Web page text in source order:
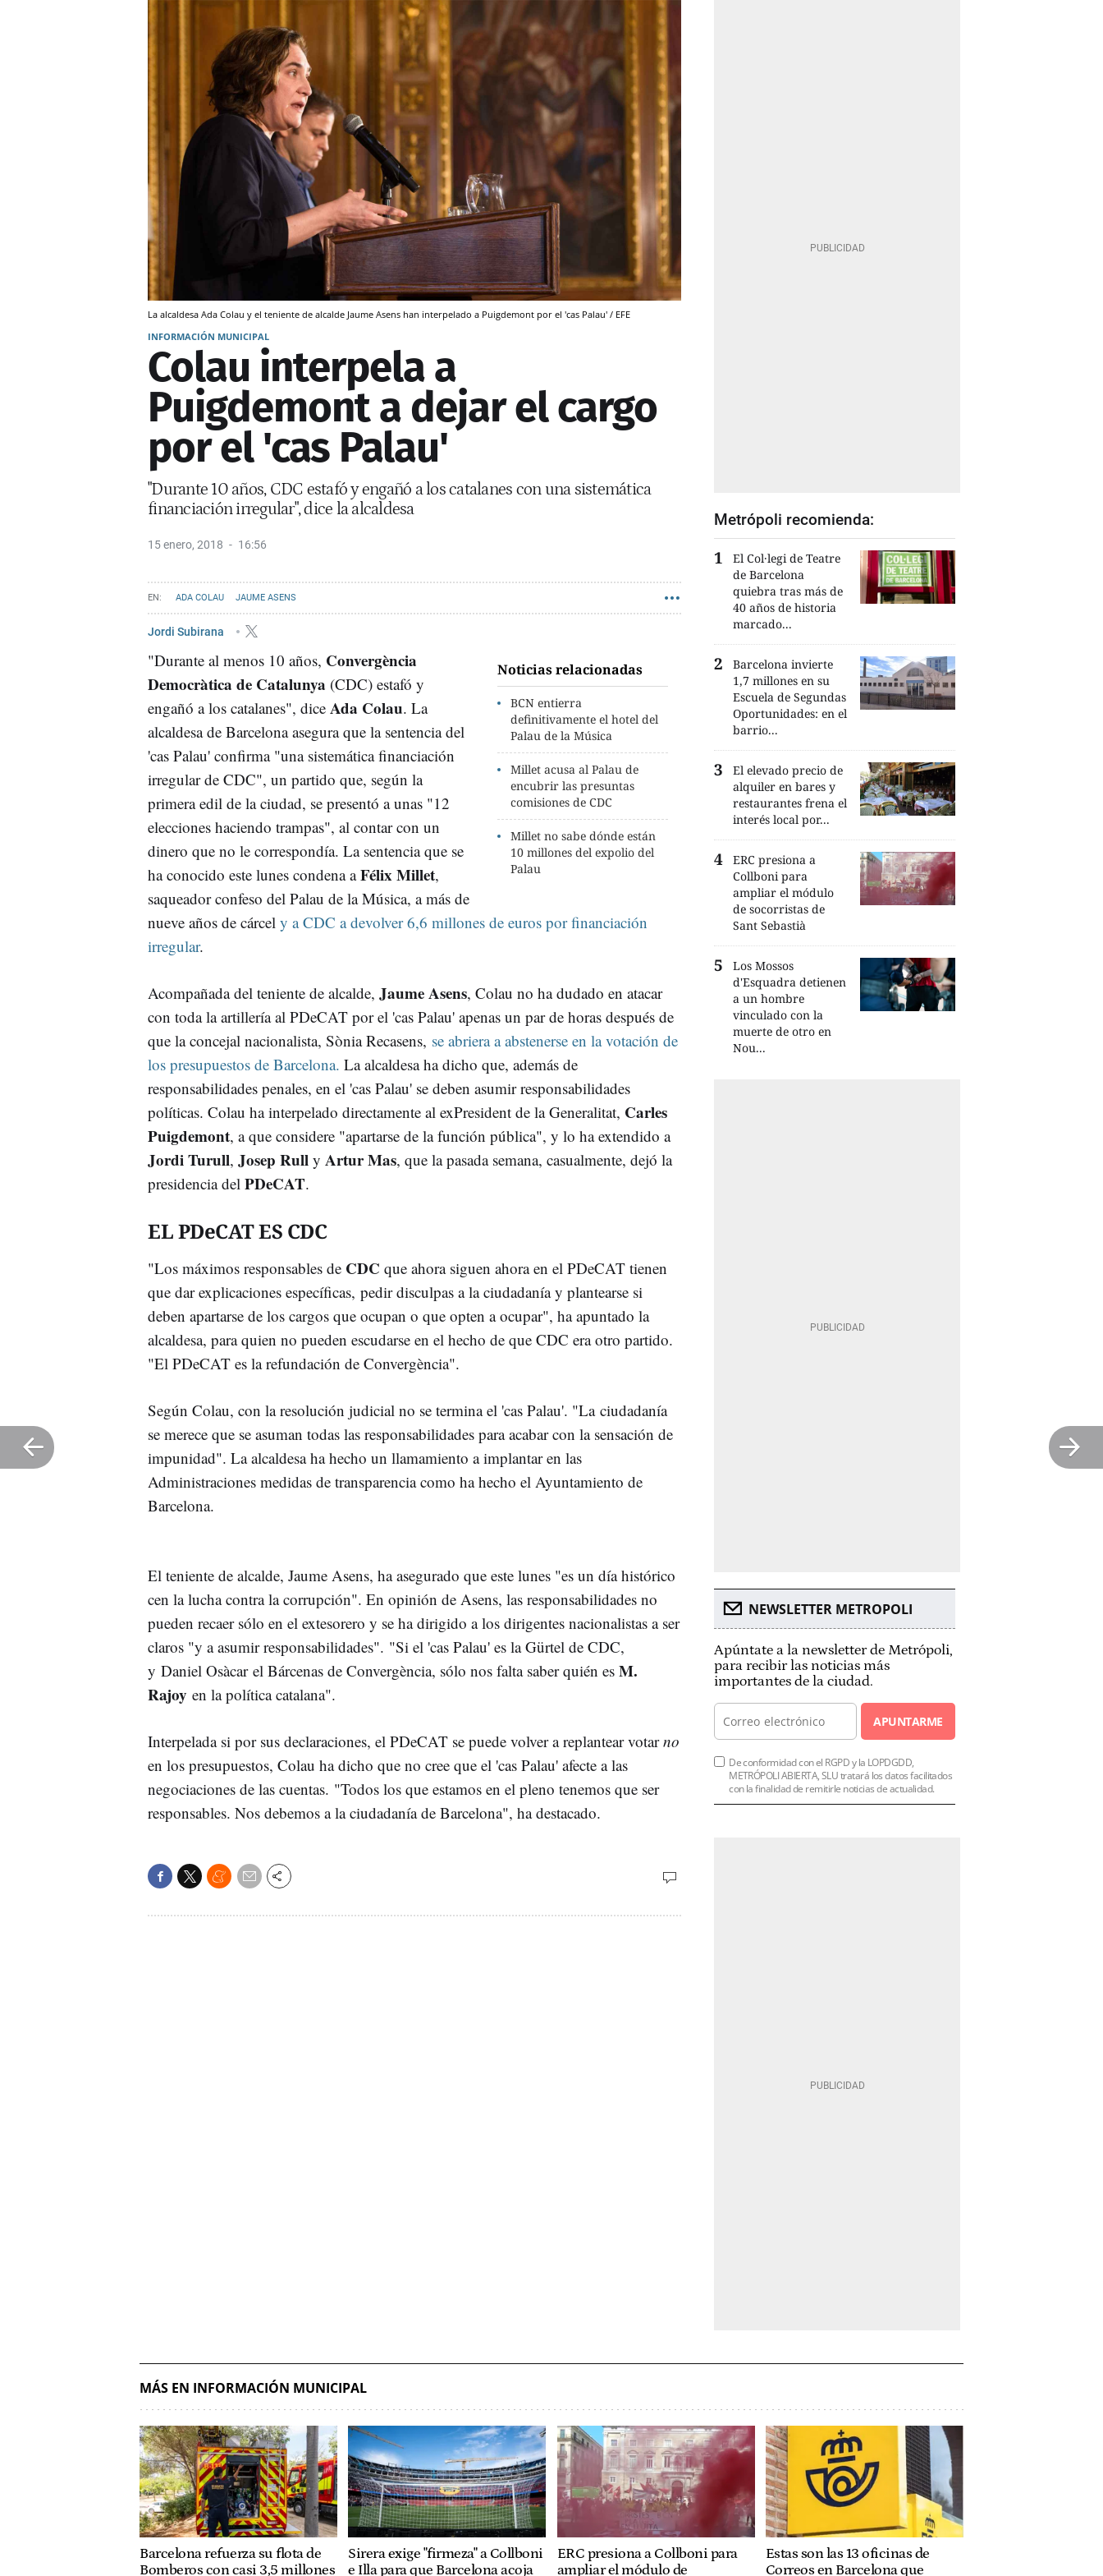
La alcaldesa Ada Colau y el teniente de alcalde Jaume Asens han interpelado a Puigdemont por el 'cas Palau' / EFE
INFORMACIÓN MUNICIPAL
Colau interpela a
Puigdemont a dejar el cargo
por el 'cas Palau'
"Durante 10 años, CDC estafó y engañó a los catalanes con una sistemática
financiación irregular", dice la alcaldesa
15 enero, 2018 16:56
ADA COLAU JAUME ASENS
Jordi Subirana
Noticias relacionadas
BCN entierra
definitivamente el hotel del
Palau de la Música
Millet acusa al Palau de
encubrir las presuntas
comisiones de CDC
Millet no sabe dónde están
10 millones del expolio del
Palau
"Durante al menos 10 años, Convergència
Democràtica de Catalunya (CDC) estafó y
engañó a los catalanes", dice Ada Colau. La
alcaldesa de Barcelona asegura que la sentencia del
'cas Palau' confirma "una sistemática financiación
irregular de CDC", un partido que, según la
primera edil de la ciudad, se presentó a unas "12
elecciones haciendo trampas", al contar con un
dinero que no le correspondía. La sentencia que se
ha conocido este lunes condena aFélix Millet,
saqueador confeso del Palau de la Música, a más de
nueve años de cárcel y a CDC a devolver 6,6 millones de euros por financiación
irregular.
Acompañada del teniente de alcalde, Jaume Asens, Colau no ha dudado en atacar
con toda la artillería al PDeCAT por el 'cas Palau' apenas un par de horas después de
que la concejal nacionalista, Sònia Recasens, se abriera a abstenerse en la votación de
los presupuestos de Barcelona. La alcaldesa ha dicho que, además de
responsabilidades penales, en el 'cas Palau' se deben asumir responsabilidades
políticas. Colau ha interpelado directamente al exPresident de la Generalitat, Carles
Puigdemont, a que considere "apartarse de la función pública", y lo ha extendido a
Jordi Turull, Josep Rull y Artur Mas, que la pasada semana, casualmente, dejó la
presidencia del PDeCAT.
EL PDeCAT ES CDC
"Los máximos responsables de CDC que ahora siguen ahora en el PDeCAT tienen
que dar explicaciones específicas, pedir disculpas a la ciudadanía y plantearse si
deben apartarse de los cargos que ocupan o que opten a ocupar", ha apuntado la
alcaldesa, para quien no pueden escudarse en el hecho de que CDC era otro partido.
"El PDeCAT es la refundación de Convergència".
Según Colau, con la resolución judicial no se termina el 'cas Palau'. "La ciudadanía
se merece que se asuman todas las responsabilidades para acabar con la sensación de
impunidad". La alcaldesa ha hecho un llamamiento a implantar en las
Administraciones medidas de transparencia como ha hecho el Ayuntamiento de
Barcelona.
El teniente de alcalde, Jaume Asens, ha asegurado que este lunes "es un día histórico
cen la lucha contra la corrupción". En opinión de Asens, las responsabilidades no
pueden recaer sólo en el extesorero y se ha dirigido a los dirigentes nacionalistas a ser
claros "y a asumir responsabilidades". "Si el 'cas Palau' es la Gürtel de CDC,
y Daniel Osàcar el Bárcenas de Convergència, sólo nos falta saber quién es M.
Rajoy en la política catalana".
Interpelada si por sus declaraciones, el PDeCAT se puede volver a replantear votarno
en los presupuestos, Colau ha dicho que no cree que el 'cas Palau' afecte a las
negociaciones de las cuentas. "Todos los que estamos en el pleno tenemos que ser
responsables. Nos debemos a la ciudadanía de Barcelona", ha destacado.
Metrópoli recomienda:
El Col·legi de Teatre
de Barcelona
quiebra tras más de
40 años de historia
marcado...
Barcelona invierte
1,7 millones en su
Escuela de Segundas
Oportunidades: en el
barrio...
El elevado precio de
alquiler en bares y
restaurantes frena el
interés local por...
ERC presiona a
Collboni para
ampliar el módulo
de socorristas de
Sant Sebastià
Los Mossos
d'Esquadra detienen
a un hombre
vinculado con la
muerte de otro en
Nou...
NEWSLETTER METROPOLI
Apúntate a la newsletter de Metrópoli,
para recibir las noticias más
importantes de la ciudad.
APUNTARME
De conformidad con el RGPD y la LOPDGDD,
METRÓPOLI ABIERTA, SLU tratará los datos facilitados
con la finalidad de remitirle noticias de actualidad.
MÁS EN INFORMACIÓN MUNICIPAL
Barcelona refuerza su flota de
Bomberos con casi 3,5 millones
Sirera exige "firmeza" a Collboni
e Illa para que Barcelona acoja
ERC presiona a Collboni para
ampliar el módulo de
Estas son las 13 oficinas de
Correos en Barcelona que